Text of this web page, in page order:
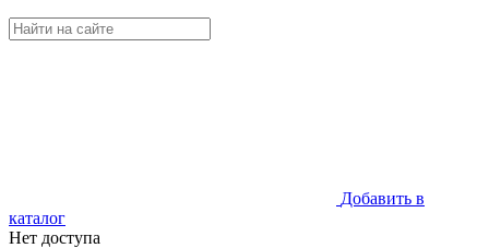
Добавить в
каталог
Нет доступа